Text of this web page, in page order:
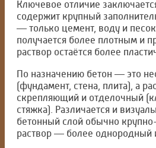
Ключевое отличие
содержит крупный
— только цемент, воду и
получается более плотным и
раствор остаётся более
По назначению бетон — это
(фундамент, стена, плита), а
скрепляющий и отделочный
стяжка). Различается и
бетонный слой обычно
раствор — более однородный